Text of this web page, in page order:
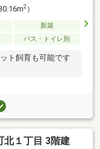
2）
新築
バス・トイレ別
ト飼育も可能です
北１丁目 3階建